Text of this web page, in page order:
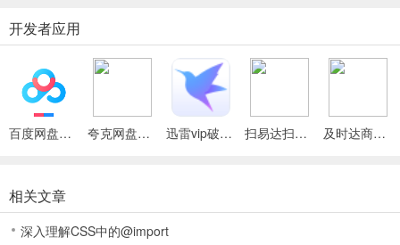
麋鹿棋牌2026官方版 特色
1、独特的玩法让你是更加爱不释手的，可以放心参与游戏每天游戏金
币很多，上线就送豪华礼包比一般棋牌送得更多，有各种新颖的玩法
内容会加入其中，更多新鲜体验。
2、采取公平方式对战有风味的独特和交流体验，有众多福利带给各位
3、其中的任务和模式都非常多，丰富积分等你领取，每天开启精彩赛
事让大家免费进行体验，多元化游戏风格带来更多好玩主题场景，多
开发者应用
百度网盘绿色免安装Pc电脑版 夸克网盘官方正式版 迅雷vip破解版永久会员2024版 扫易达扫描仪最新安卓版 及时达商家(同城配送App)
相关文章
深入理解CSS中的@import